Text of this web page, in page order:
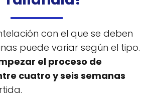
con el que se deben
puede variar según el tipo.
el proceso de
cuatro y seis semanas